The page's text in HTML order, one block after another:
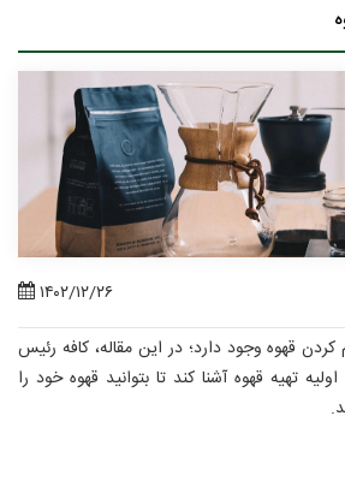
۱۴۰۲/۱۲/۲۶
قهوه وجود دارد؛ در این مقاله، کافه رئیس
تهیه قهوه آشنا کند تا بتوانید قهوه خود را